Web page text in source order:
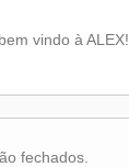
vindo à ALEX!
fechados.